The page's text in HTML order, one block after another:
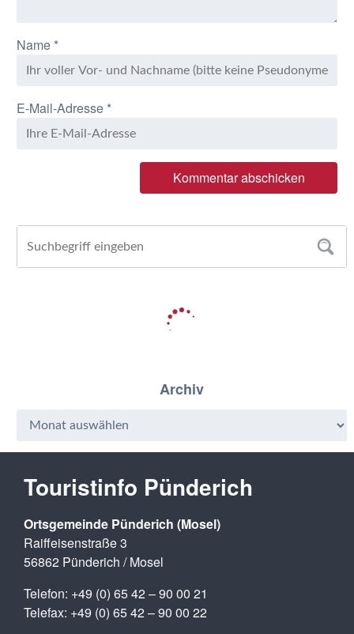
Name *
E-Mail-Adresse *
Archiv
Touristinfo Pünderich
Ortsgemeinde Pünderich (Mosel)
Raiffeisenstraße 3
56862 Pünderich / Mosel
Telefon: +49 (0) 65 42 – 90 00 21
Telefax: +49 (0) 65 42 – 90 00 22